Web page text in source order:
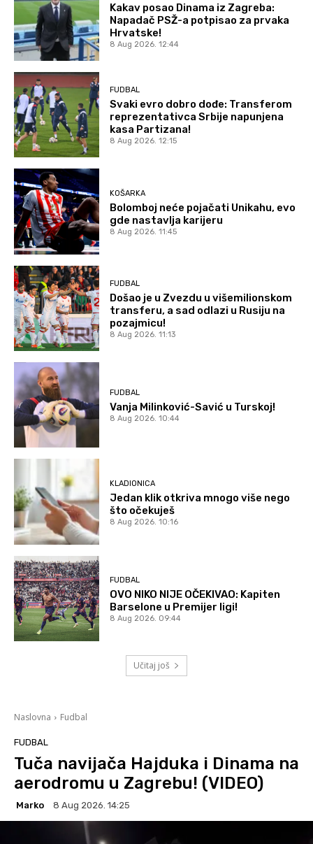
Kakav posao Dinama iz Zagreba:
Napadač PSŽ-a potpisao za prvaka
Hrvatske!
8 Aug 2026. 12:44
FUDBAL
Svaki evro dobro dođe: Transferom
reprezentativca Srbije napunjena
kasa Partizana!
8 Aug 2026. 12:15
KOŠARKA
Bolomboj neće pojačati Unikahu, evo
gde nastavlja karijeru
8 Aug 2026. 11:45
FUDBAL
Došao je u Zvezdu u višemilionskom
transferu, a sad odlazi u Rusiju na
pozajmicu!
8 Aug 2026. 11:13
FUDBAL
Vanja Milinković-Savić u Turskoj!
8 Aug 2026. 10:44
KLADIONICA
Jedan klik otkriva mnogo više nego
što očekuješ
8 Aug 2026. 10:16
FUDBAL
OVO NIKO NIJE OČEKIVAO: Kapiten
Barselone u Premijer ligi!
8 Aug 2026. 09:44
Učitaj još